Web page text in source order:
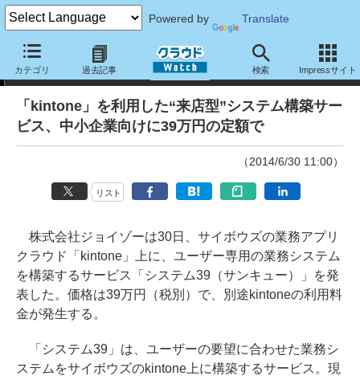
Powered by Translate
カテゴリ 過去記事 検索 Impressサイト
ニュース
「kintone」を利用した“来店型”システム構築サー
ビス、中小企業向けに39万円の定額で
（2014/6/30 11:00）
リスト
株式会社ジョイゾーは30日、サイボウズの業務アプリ
クラウド「kintone」上に、ユーザー専用の業務システム
を構築するサービス「システム39（サンキュー）」を発
表した。価格は39万円（税別）で、別途kintoneの利用料
金が発生する。
「システム39」は、ユーザーの要望に合わせた業務シ
ステムをサイボウズのkintone上に構築するサービス。現